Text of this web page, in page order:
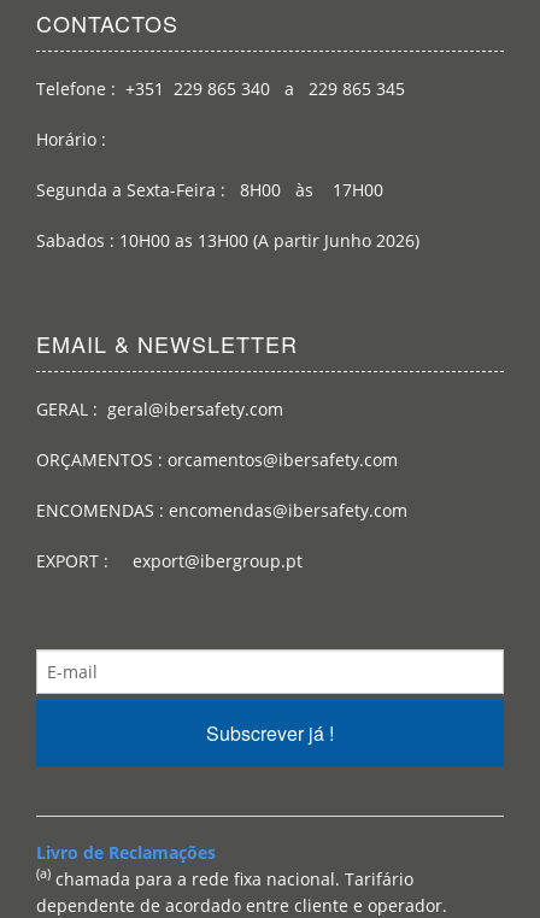
CONTACTOS
Telefone : +351 229 865 340 a 229 865 345
Horário :
Segunda a Sexta-Feira : 8H00 às 17H00
Sabados : 10H00 as 13H00 (A partir Junho 2026)
EMAIL & NEWSLETTER
GERAL : geral@ibersafety.com
ORÇAMENTOS : orcamentos@ibersafety.com
ENCOMENDAS : encomendas@ibersafety.com
EXPORT : export@ibergroup.pt
Subscrever já !
Livro de Reclamações
(a) chamada para a rede fixa nacional. Tarifário
dependente de acordado entre cliente e operador.